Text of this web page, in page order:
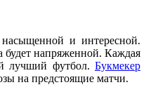
и интересной.
будет напряженной. Каждая
лучший футбол. Букмекер
на предстоящие матчи.